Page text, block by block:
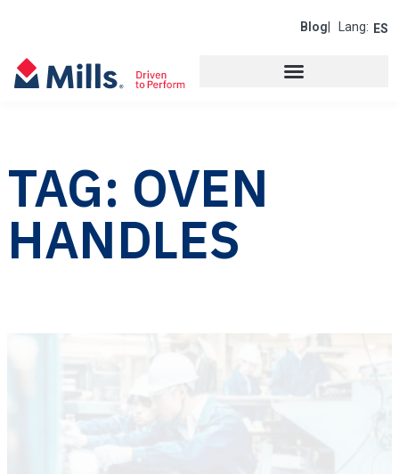
ES
| Lang:
Blog
TAG: OVEN
HANDLES